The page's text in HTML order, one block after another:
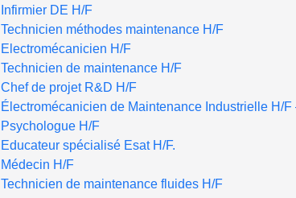
Infirmier DE H/F
Technicien méthodes maintenance H/F
Electromécanicien H/F
Technicien de maintenance H/F
Chef de projet R&D H/F
Électromécanicien de Maintenance Industrielle H/F
Psychologue H/F
Educateur spécialisé Esat H/F.
Médecin H/F
Technicien de maintenance fluides H/F